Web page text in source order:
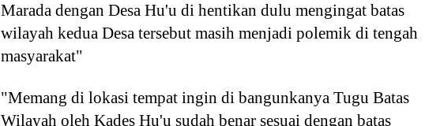
Marada dengan Desa Hu'u di hentikan dulu mengingat batas
wilayah kedua Desa tersebut masih menjadi polemik di tengah
masyarakat"
"Memang di lokasi tempat ingin di bangunkanya Tugu Batas
Wilayah oleh Kades Hu'u sudah benar sesuai dengan batas